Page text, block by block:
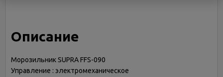
Описание
Морозильник SUPRA FFS-090
Управление : электромеханическое